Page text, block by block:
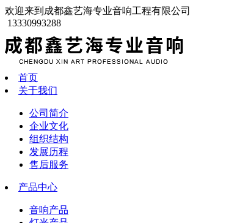
欢迎来到成都鑫艺海专业音响工程有限公司
13330993288
首页
关于我们
公司简介
企业文化
组织结构
发展历程
售后服务
产品中心
音响产品